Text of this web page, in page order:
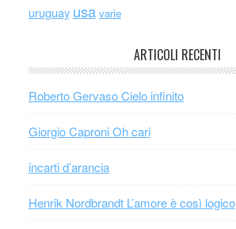
uruguay usa varie
ARTICOLI RECENTI
Roberto Gervaso Cielo infinito
Giorgio Caproni Oh cari
incarti d’arancia
Henrik Nordbrandt L’amore è così logico